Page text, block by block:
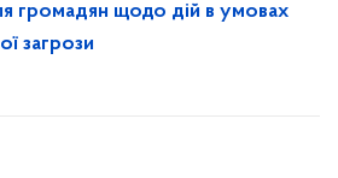
громадян щодо дій в умовах
загрози